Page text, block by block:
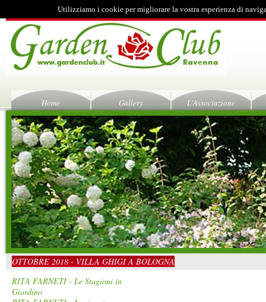
Utilizziamo i cookie per migliorare la vostra esperienza di
Home Gallery L'Associazione
OTTOBRE 2018 - VILLA GHIGI A BOLOGNA
RITA FARNETI - Le Stagioni in
Giardino